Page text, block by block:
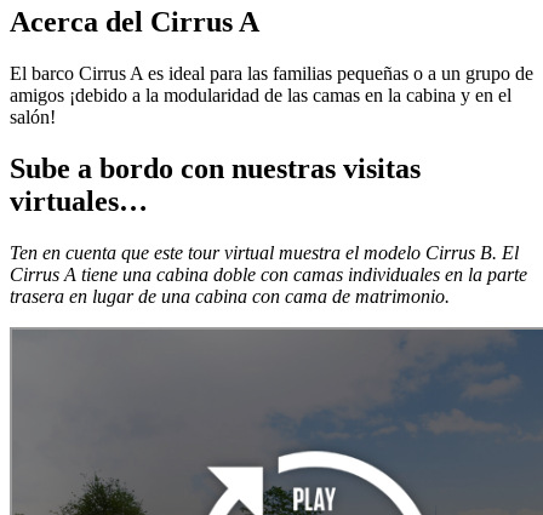
Acerca del Cirrus A
El barco Cirrus A es ideal para las familias pequeñas o a un grupo de
amigos ¡debido a la modularidad de las camas en la cabina y en el
salón!
Sube a bordo con nuestras visitas
virtuales…
Ten en cuenta que este tour virtual muestra el modelo Cirrus B. El
Cirrus A tiene una cabina doble con camas individuales en la parte
trasera en lugar de una cabina con cama de matrimonio.